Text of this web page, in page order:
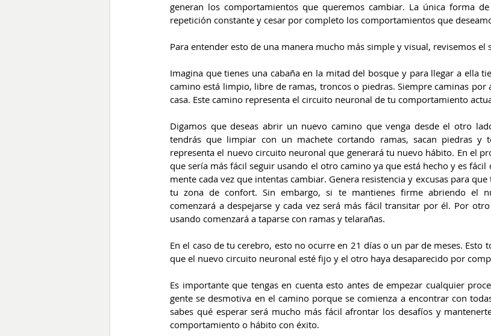
generan los comportamientos que queremos cambiar. La única forma
repetición constante y cesar por completo los comportamientos que
Para entender esto de una manera mucho más simple y visual, revisemos el
Imagina que tienes una cabaña en la mitad del bosque y para llegar a ella
camino está limpio, libre de ramas, troncos o piedras. Siempre caminas por
casa. Este camino representa el circuito neuronal de tu comportamiento
Digamos que deseas abrir un nuevo camino que venga desde el otro
tendrás que limpiar con un machete cortando ramas, sacan piedras y
representa el nuevo circuito neuronal que generará tu nuevo hábito. En el
que sería más fácil seguir usando el otro camino ya que está hecho y es
mente cada vez que intentas cambiar. Genera resistencia y excusas para
tu zona de confort. Sin embargo, si te mantienes firme abriendo el
comenzará a despejarse y cada vez será más fácil transitar por él. Por
usando comenzará a taparse con ramas y telarañas.
En el caso de tu cerebro, esto no ocurre en 21 días o un par de meses. Esto
que el nuevo circuito neuronal esté fijo y el otro haya desaparecido por
Es importante que tengas en cuenta esto antes de empezar cualquier
gente se desmotiva en el camino porque se comienza a encontrar con
sabes qué esperar será mucho más fácil afrontar los desafíos y
comportamiento o hábito con éxito.